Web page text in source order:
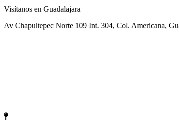
Visítanos en Guadalajara
Av Chapultepec Norte 109 Int. 304, Col. Americana,